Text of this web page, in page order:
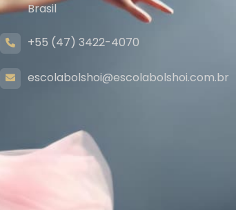
Brasil
+55 (47) 3422-4070
escolabolshoi@escolabolshoi.com.br